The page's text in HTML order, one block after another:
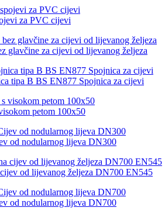
za PVC cijevi
glavčine za cijevi od lijevanog željeza
tipa B BS EN877 Spojnica za cijevi
petom 100x50
od nodularnog lijeva DN300
od lijevanog željeza DN700 EN545
od nodularnog lijeva DN700